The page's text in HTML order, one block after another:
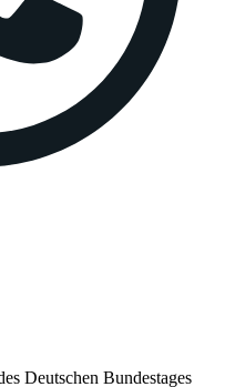
Deutschen Bundestages